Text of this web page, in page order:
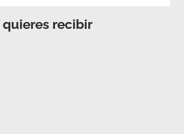
quieres recibir